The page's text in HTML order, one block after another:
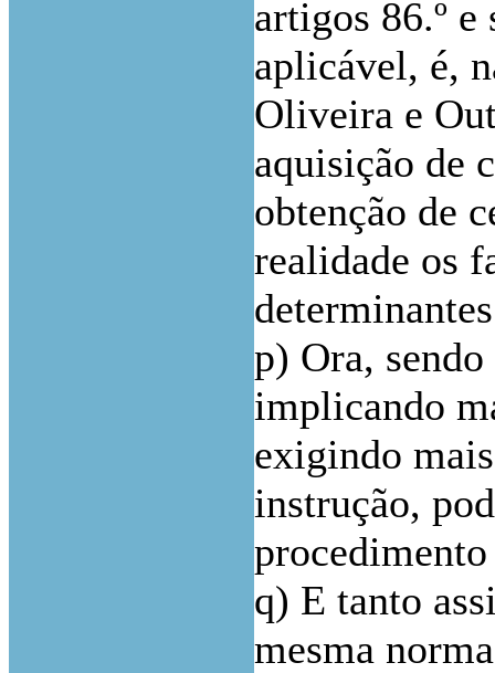
artigos 86.º e
aplicável, é,
Oliveira e
aquisição de
obtenção de
realidade os
p) Ora,
implicando
exigindo
instrução,
q) E tanto
mesma